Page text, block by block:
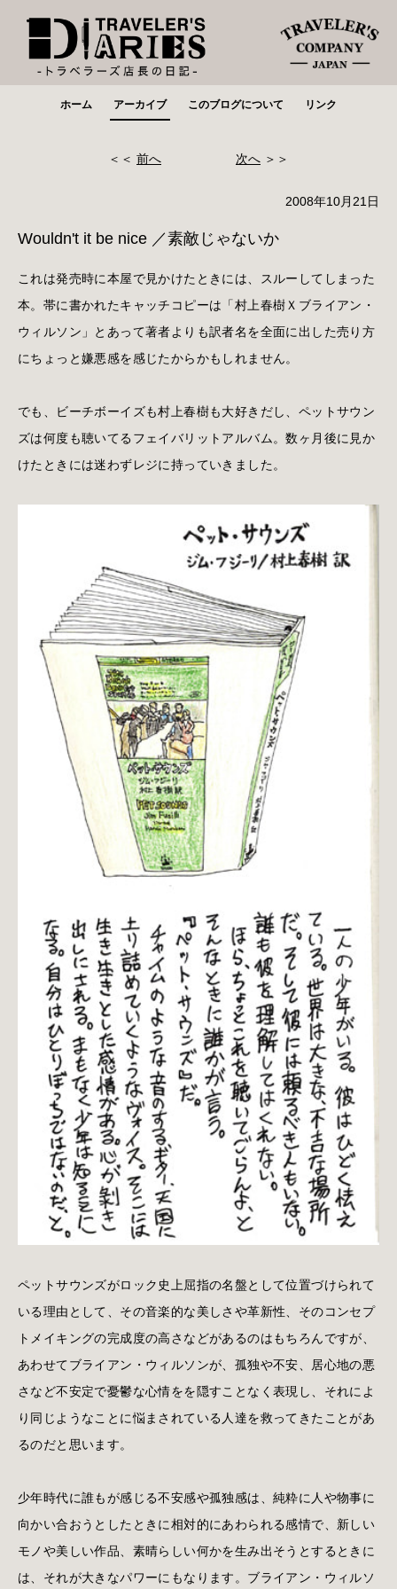
ホーム アーカイブ このブログについて リンク
＜＜ 前へ 次へ ＞＞
2008年10月21日
Wouldn't it be nice ／素敵じゃないか
これは発売時に本屋で見かけたときには、スルーしてしまった
本。帯に書かれたキャッチコピーは「村上春樹Ｘブライアン・
ウィルソン」とあって著者よりも訳者名を全面に出した売り方
にちょっと嫌悪感を感じたからかもしれません。
でも、ビーチボーイズも村上春樹も大好きだし、ペットサウン
ズは何度も聴いてるフェイバリットアルバム。数ヶ月後に見か
けたときには迷わずレジに持っていきました。
ペットサウンズがロック史上屈指の名盤として位置づけられて
いる理由として、その音楽的な美しさや革新性、そのコンセプ
トメイキングの完成度の高さなどがあるのはもちろんですが、
あわせてブライアン・ウィルソンが、孤独や不安、居心地の悪
さなど不安定で憂鬱な心情をを隠すことなく表現し、それによ
り同じようなことに悩まされている人達を救ってきたことがあ
るのだと思います。
少年時代に誰もが感じる不安感や孤独感は、純粋に人や物事に
向かい合おうとしたときに相対的にあわられる感情で、新しい
モノや美しい作品、素晴らしい何かを生み出そうとするときに
は、それが大きなパワーにもなります。ブライアン・ウィルソ